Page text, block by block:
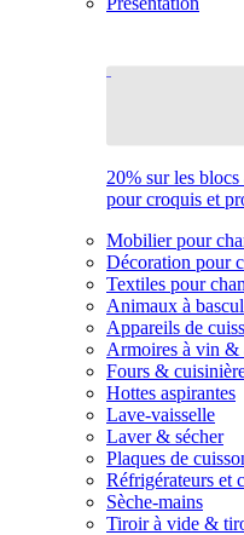
20% sur les
pour croquis et
Mobilier pour
Décoration pour
Textiles pour
Animaux à
Appareils de
Armoires à vin &
Fours &
Hottes aspirantes
Lave-vaisselle
Laver & sécher
Plaques de
Réfrigérateurs et
Sèche-mains
Tiroir à vide &